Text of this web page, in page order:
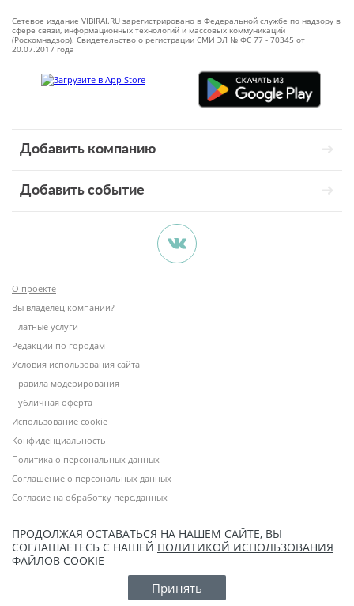
Сетевое издание VIBIRAI.RU зарегистрировано в Федеральной службе по надзору в
сфере связи, информационных технологий и массовых коммуникаций
(Роскомнадзор). Свидетельство о регистрации СМИ ЭЛ № ФС 77 - 70345 от
20.07.2017 года
Добавить компанию
Добавить событие
О проекте
Вы владелец компании?
Платные услуги
Редакции по городам
Условия использования сайта
Правила модерирования
Публичная оферта
Использование cookie
Конфиденциальность
Политика о персональных данных
Соглашение о персональных данных
Согласие на обработку перс.данных
ПРОДОЛЖАЯ ОСТАВАТЬСЯ НА НАШЕМ САЙТЕ, ВЫ
СОГЛАШАЕТЕСЬ С НАШЕЙ ПОЛИТИКОЙ ИСПОЛЬЗОВАНИЯ
ФАЙЛОВ COOKIE
Принять